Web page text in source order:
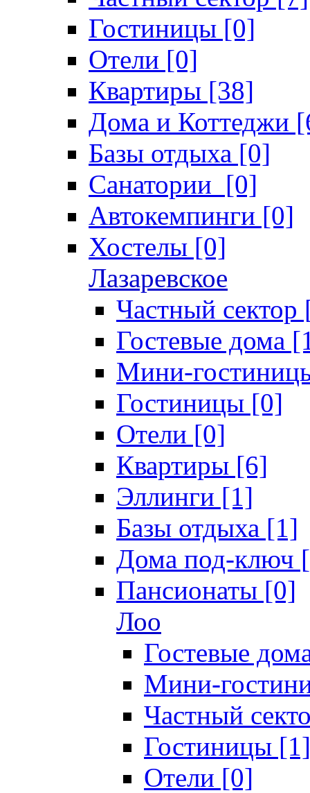
Гостиницы [0]
Отели [0]
Квартиры [38]
Дома и Коттеджи
Базы отдыха [0]
Санатории [0]
Автокемпинги [0]
Хостелы [0]
Лазаревское
Частный сектор
Гостевые дома
Мини-
Гостиницы [0]
Отели [0]
Квартиры [6]
Эллинги [1]
Базы отдыха [1]
Дома под-ключ
Пансионаты [0]
Лоо
Гостевые
Мини-
Частный
Гостиницы [1]
Отели [0]